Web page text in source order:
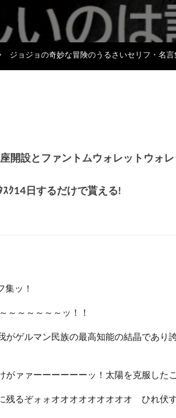
ジョジョの奇妙な冒険のうるさいセリフ・名
開設とファントムウォレットウォ
ｸ14日するだけで貰える!
集ッ！
～～～～～～ッ！！
がゲルマン民族の最高知能の結晶であ
がァァーーーーーーッ！太陽を克服し
残るぞォォオオオオオオオオオ ひれ伏